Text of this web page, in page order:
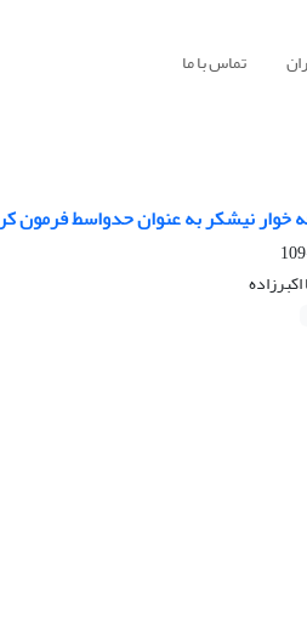
تماس با ما
نیشکر به عنوان حدواسط فرمون کرم‌